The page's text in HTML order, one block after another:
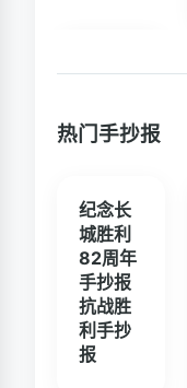
热门手抄报
纪念长
城胜利
82周年
手抄报
抗战胜
利手抄
报